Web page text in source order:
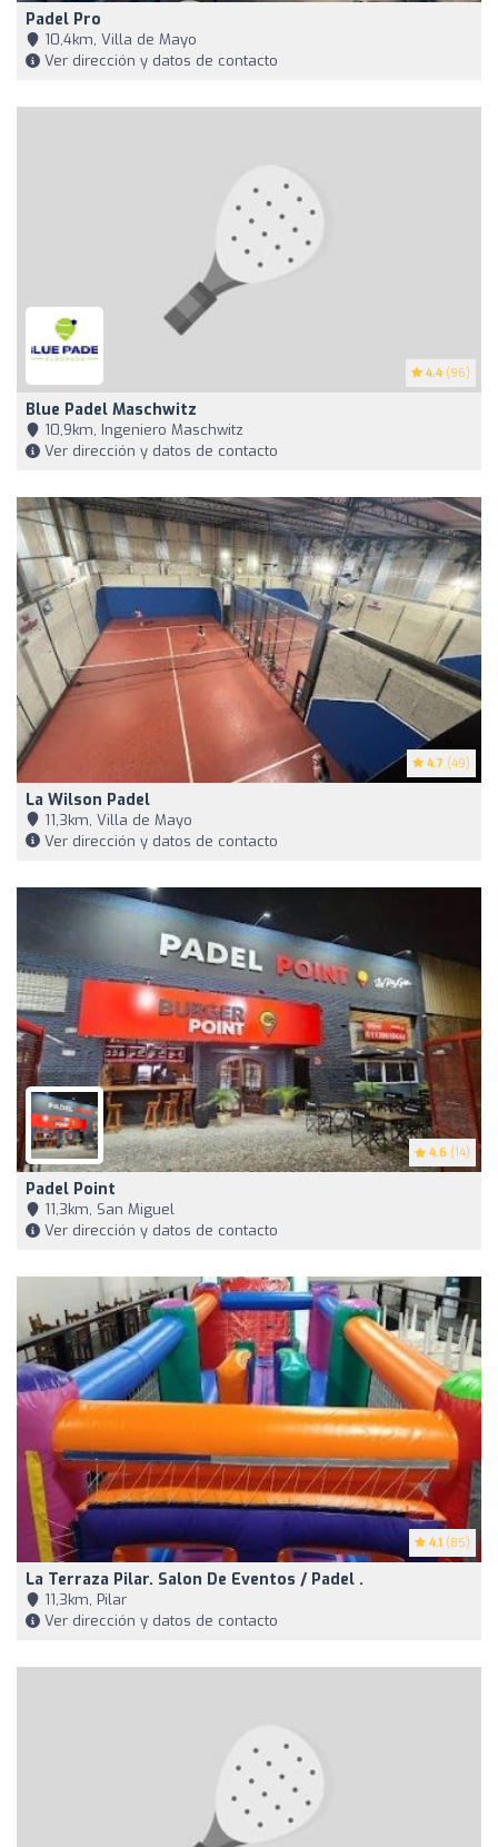
Padel Pro
10,4km, Villa de Mayo
Ver dirección y datos de contacto
4.4 (96)
Blue Padel Maschwitz
10,9km, Ingeniero Maschwitz
Ver dirección y datos de contacto
4.7 (49)
La Wilson Padel
11,3km, Villa de Mayo
Ver dirección y datos de contacto
4.6 (14)
Padel Point
11,3km, San Miguel
Ver dirección y datos de contacto
4.1 (85)
La Terraza Pilar. Salon De Eventos / Padel .
11,3km, Pilar
Ver dirección y datos de contacto